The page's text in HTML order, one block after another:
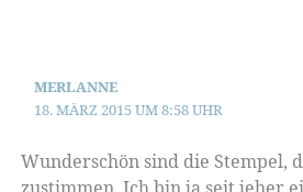
MERLANNE
18. MÄRZ 2015 UM 8:58 UHR
Wunderschön sind die Stempel,